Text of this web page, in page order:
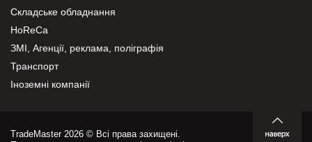
Складське обладнання
HoReCa
ЗМІ, Агенції, реклама, поліграфія
Транспорт
Іноземні компанії
TradeMaster 2026 © Всі права захищені.